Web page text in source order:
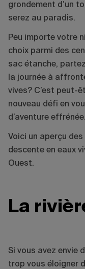
grondement d’un
serez au paradis.
Peu importe votre
choix parmi des
sac étanche,
la journée à
vives? C’est peut-
nouveau défi en
d’aventure effrénée.
Voici un aperçu
descente en eaux
Ouest.
La
Si vous avez envie
trop vous éloigner